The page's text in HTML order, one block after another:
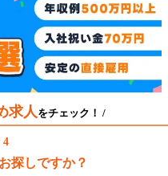
求人をチェック！ /
4
探しですか？